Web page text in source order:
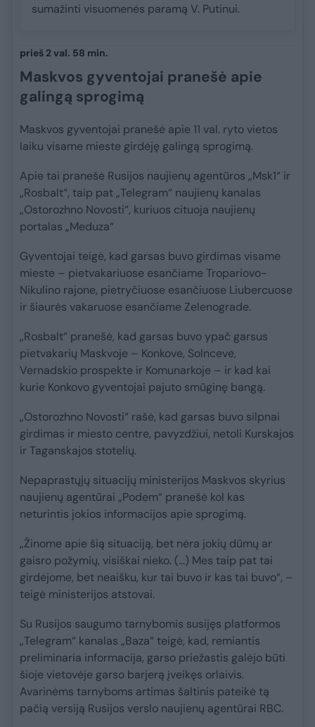
sumažinti visuomenės paramą V. Putinui.
prieš 2 val. 58 min.
Maskvos gyventojai pranešė apie
galingą sprogimą
Maskvos gyventojai pranešė apie 11 val. ryto vietos
laiku visame mieste girdėję galingą sprogimą.
Apie tai pranešė Rusijos naujienų agentūros „Msk1“ ir
„Rosbalt“, taip pat „Telegram“ naujienų kanalas
„Ostorozhno Novosti“, kuriuos cituoja naujienų
portalas „Meduza“
Gyventojai teigė, kad garsas buvo girdimas visame
mieste – pietvakariuose esančiame Tropariovo-
Nikulino rajone, pietryčiuose esančiuose Liubercuose
ir šiaurės vakaruose esančiame Zelenograde.
„Rosbalt“ pranešė, kad garsas buvo ypač garsus
pietvakarių Maskvoje – Konkove, Solnceve,
Vernadskio prospekte ir Komunarkoje – ir kad kai
kurie Konkovo gyventojai pajuto smūginę bangą.
„Ostorozhno Novosti“ rašė, kad garsas buvo silpnai
girdimas ir miesto centre, pavyzdžiui, netoli Kurskajos
ir Taganskajos stotelių.
Nepaprastųjų situacijų ministerijos Maskvos skyrius
naujienų agentūrai „Podem“ pranešė kol kas
neturintis jokios informacijos apie sprogimą.
„Žinome apie šią situaciją, bet nėra jokių dūmų ar
gaisro požymių, visiškai nieko. (…) Mes taip pat tai
girdėjome, bet neaišku, kur tai buvo ir kas tai buvo“, –
teigė ministerijos atstovai.
Su Rusijos saugumo tarnybomis susijęs platformos
„Telegram“ kanalas „Baza“ teigė, kad, remiantis
preliminaria informacija, garso priežastis galėjo būti
šioje vietovėje garso barjerą įveikęs orlaivis.
Avarinėms tarnyboms artimas šaltinis pateikė tą
pačią versiją Rusijos verslo naujienų agentūrai RBC.